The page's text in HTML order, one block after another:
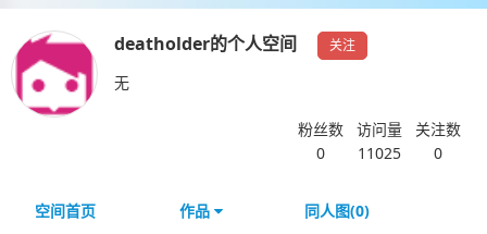
deatholder的个人空间 关注
无
粉丝数
0
访问量
11025
关注数
0
空间首页 作品
同人图(0)